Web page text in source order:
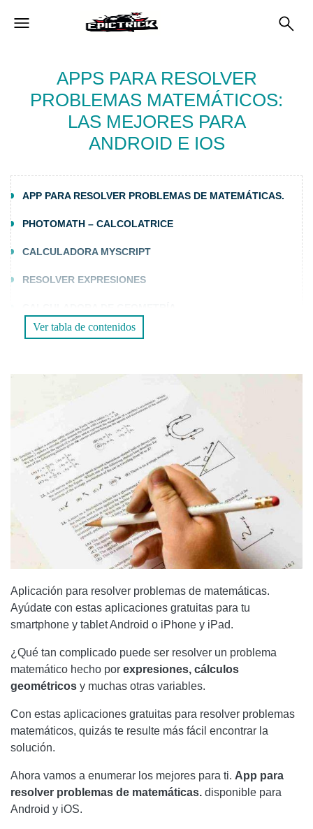
APPS PARA RESOLVER
PROBLEMAS MATEMÁTICOS:
LAS MEJORES PARA
ANDROID E IOS
APP PARA RESOLVER PROBLEMAS DE MATEMÁTICAS.
PHOTOMATH – CALCOLATRICE
CALCULADORA MYSCRIPT
RESOLVER EXPRESIONES
Ver tabla de contenidos
Aplicación para resolver problemas de matemáticas.
Ayúdate con estas aplicaciones gratuitas para tu
smartphone y tablet Android o iPhone y iPad.
¿Qué tan complicado puede ser resolver un problema
matemático hecho por expresiones, cálculos
geométricos y muchas otras variables.
Con estas aplicaciones gratuitas para resolver problemas
matemáticos, quizás te resulte más fácil encontrar la
solución.
Ahora vamos a enumerar los mejores para ti. App para
resolver problemas de matemáticas. disponible para
Android y iOS.